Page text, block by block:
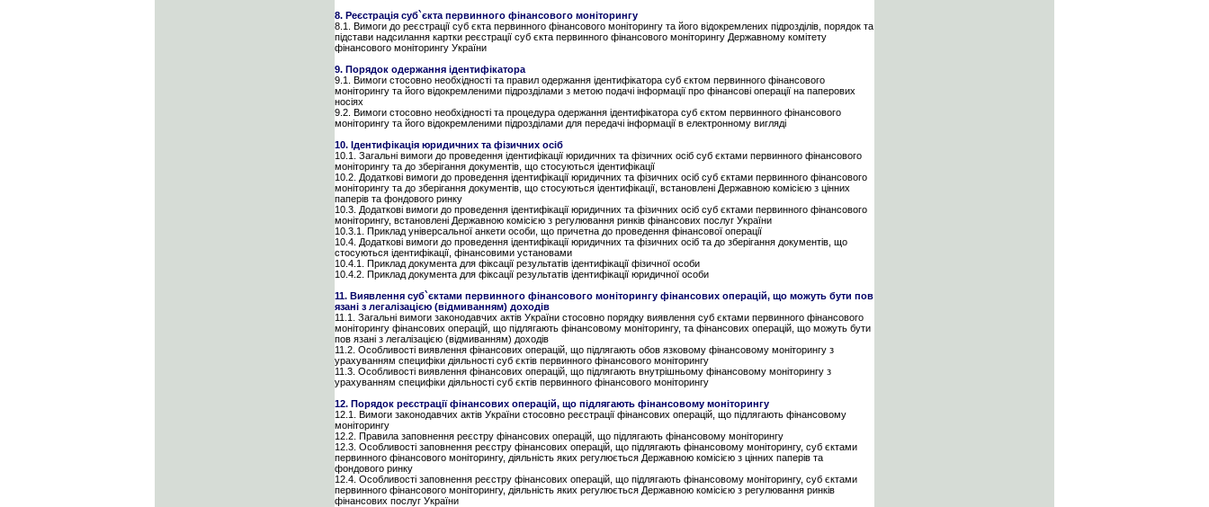
8. Реєстрація суб`єкта первинного фінансового моніторингу
8.1. Вимоги до реєстрації суб єкта первинного фінансового моніторингу та його відокремлених підрозділів, порядок та
підстави надсилання картки реєстрації суб єкта первинного фінансового моніторингу Державному комітету
фінансового моніторингу України
9. Порядок одержання ідентифікатора
9.1. Вимоги стосовно необхідності та правил одержання ідентифікатора суб єктом первинного фінансового
моніторингу та його відокремленими підрозділами з метою подачі інформації про фінансові операції на паперових
носіях
9.2. Вимоги стосовно необхідності та процедура одержання ідентифікатора суб єктом первинного фінансового
моніторингу та його відокремленими підрозділами для передачі інформації в електронному вигляді
10. Ідентифікація юридичних та фізичних осіб
10.1. Загальні вимоги до проведення ідентифікації юридичних та фізичних осіб суб єктами первинного фінансового
моніторингу та до зберігання документів, що стосуються ідентифікації
10.2. Додаткові вимоги до проведення ідентифікації юридичних та фізичних осіб суб єктами первинного фінансового
моніторингу та до зберігання документів, що стосуються ідентифікації, встановлені Державною комісією з цінних
паперів та фондового ринку
10.3. Додаткові вимоги до проведення ідентифікації юридичних та фізичних осіб суб єктами первинного фінансового
моніторингу, встановлені Державною комісією з регулювання ринків фінансових послуг України
10.3.1. Приклад універсальної анкети особи, що причетна до проведення фінансової операції
10.4. Додаткові вимоги до проведення ідентифікації юридичних та фізичних осіб та до зберігання документів, що
стосуються ідентифікації, фінансовими установами
10.4.1. Приклад документа для фіксації результатів ідентифікації фізичної особи
10.4.2. Приклад документа для фіксації результатів ідентифікації юридичної особи
11. Виявлення суб`єктами первинного фінансового моніторингу фінансових операцій, що можуть бути пов
язані з легалізацією (відмиванням) доходів
11.1. Загальні вимоги законодавчих актів України стосовно порядку виявлення суб єктами первинного фінансового
моніторингу фінансових операцій, що підлягають фінансовому моніторингу, та фінансових операцій, що можуть бути
пов язані з легалізацією (відмиванням) доходів
11.2. Особливості виявлення фінансових операцій, що підлягають обов язковому фінансовому моніторингу з
урахуванням специфіки діяльності суб єктів первинного фінансового моніторингу
11.3. Особливості виявлення фінансових операцій, що підлягають внутрішньому фінансовому моніторингу з
урахуванням специфіки діяльності суб єктів первинного фінансового моніторингу
12. Порядок реєстрації фінансових операцій, що підлягають фінансовому моніторингу
12.1. Вимоги законодавчих актів України стосовно реєстрації фінансових операцій, що підлягають фінансовому
моніторингу
12.2. Правила заповнення реєстру фінансових операцій, що підлягають фінансовому моніторингу
12.3. Особливості заповнення реєстру фінансових операцій, що підлягають фінансовому моніторингу, суб єктами
первинного фінансового моніторингу, діяльність яких регулюється Державною комісією з цінних паперів та
фондового ринку
12.4. Особливості заповнення реєстру фінансових операцій, що підлягають фінансовому моніторингу, суб єктами
первинного фінансового моніторингу, діяльність яких регулюється Державною комісією з регулювання ринків
фінансових послуг України